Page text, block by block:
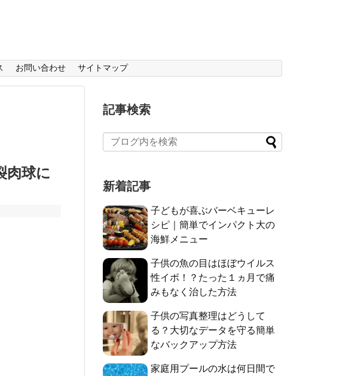
お問い合わせ サイトマップ
肉球に
記事検索
新着記事
子どもが喜ぶバーベキューレ
シピ｜簡単でインパクト大の
海鮮メニュー
子供の魚の目はほぼウイルス
性イボ！？たった１ヵ月で痛
みもなく治した方法
子供の写真整理はどうして
る？大切なデータを守る簡単
なバックアップ方法
家庭用プールの水は何日間で